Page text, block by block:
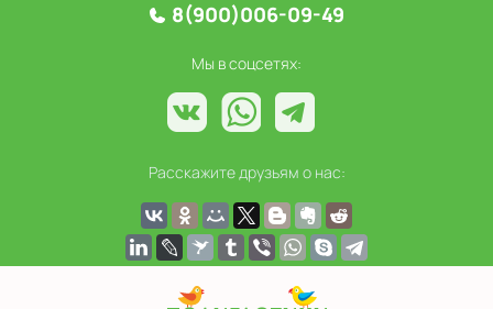
8(900)006-09-49
Мы в соцсетях:
Расскажите друзьям о нас: